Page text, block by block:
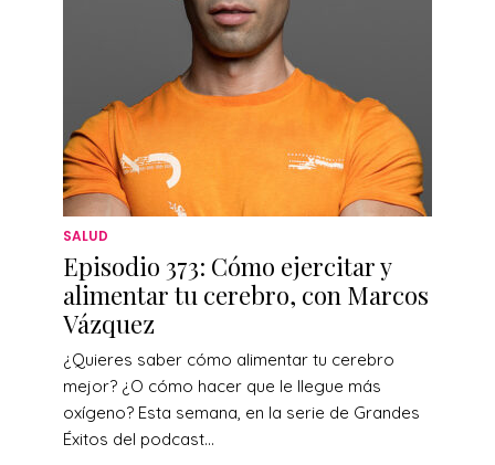
SALUD
Episodio 373: Cómo ejercitar y
alimentar tu cerebro, con Marcos
Vázquez
¿Quieres saber cómo alimentar tu cerebro
mejor? ¿O cómo hacer que le llegue más
oxígeno? Esta semana, en la serie de Grandes
Éxitos del podcast...